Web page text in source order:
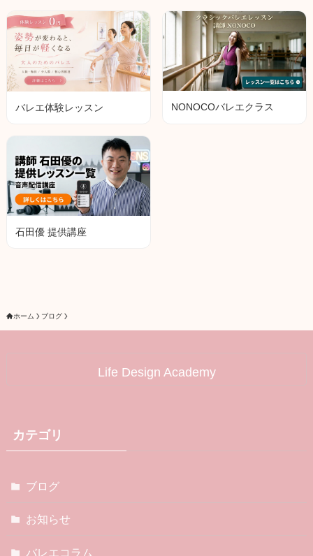
バレエ体験レッスン NONOCOバレエクラス
石田優 提供講座
ホーム ブログ
Life Design Academy
カテゴリ
ブログ
お知らせ
バレエコラム